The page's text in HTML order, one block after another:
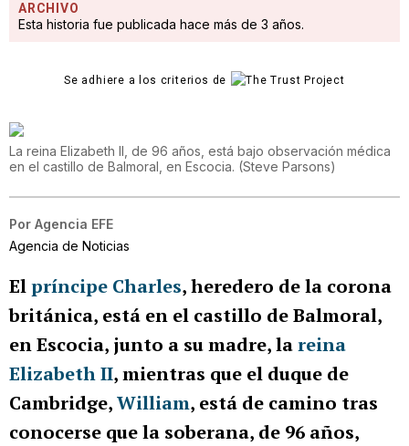
ARCHIVO
Esta historia fue publicada hace más de 3 años.
Se adhiere a los criterios de
La reina Elizabeth II, de 96 años, está bajo observación médica
en el castillo de Balmoral, en Escocia. (Steve Parsons)
Por Agencia EFE
Agencia de Noticias
Elpríncipe Charles, heredero de la corona
británica, está en el castillo de Balmoral,
en Escocia, junto a su madre, lareina
Elizabeth II, mientras que el duque de
Cambridge,William, está de camino tras
conocerse que la soberana, de 96 años,